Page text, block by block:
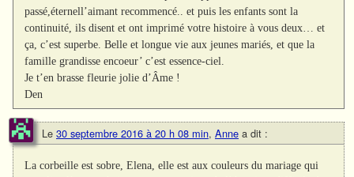
passé,éternell’aimant recommencé.. et puis les enfants sont la
continuité, ils disent et ont imprimé votre histoire à vous deux… et
ça, c’est superbe. Belle et longue vie aux jeunes mariés, et que la
famille grandisse encoeur’ c’est essence-ciel.
Je t’en brasse fleurie jolie d’Âme !
Den
Le 30 septembre 2016 à 20 h 08 min, Anne a dit :
La corbeille est sobre, Elena, elle est aux couleurs du mariage qui